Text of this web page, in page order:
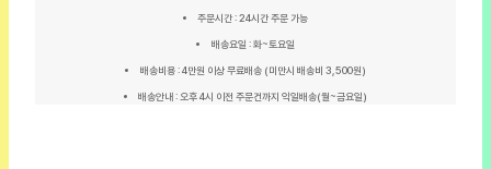
주문시간 : 24시간 주문 가능
배송요일 : 화~토요일
배송비용 : 4만원 이상 무료배송 (미만시 배송비 3,500원)
배송안내 : 오후 4시 이전 주문건까지 익일배송(월~금요일)